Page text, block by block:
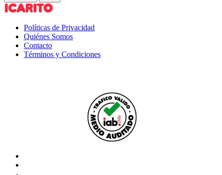
Políticas de Privacidad
Quiénes Somos
Contacto
Términos y Condiciones